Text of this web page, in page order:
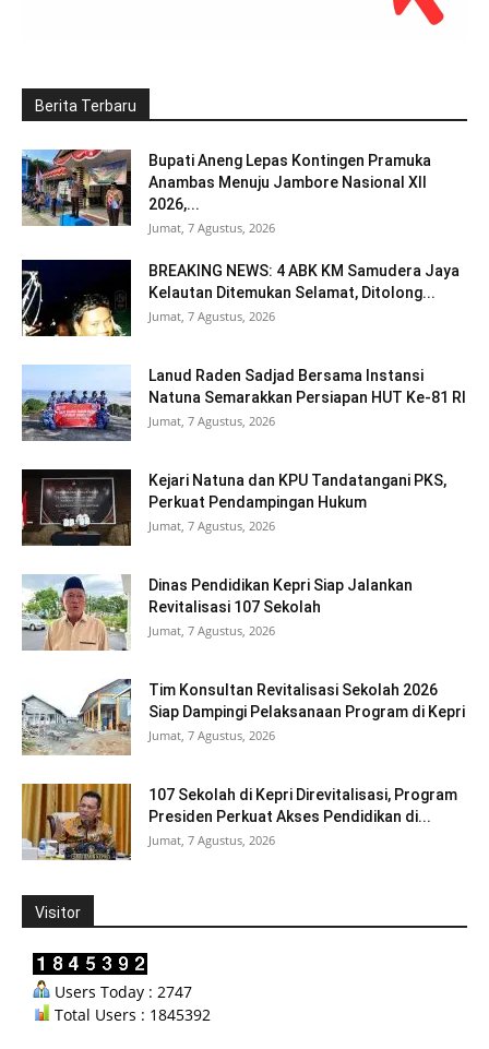
Berita Terbaru
Bupati Aneng Lepas Kontingen Pramuka
Anambas Menuju Jambore Nasional XII
2026,...
Jumat, 7 Agustus, 2026
BREAKING NEWS: 4 ABK KM Samudera Jaya
Kelautan Ditemukan Selamat, Ditolong...
Jumat, 7 Agustus, 2026
Lanud Raden Sadjad Bersama Instansi
Natuna Semarakkan Persiapan HUT Ke-81 RI
Jumat, 7 Agustus, 2026
Kejari Natuna dan KPU Tandatangani PKS,
Perkuat Pendampingan Hukum
Jumat, 7 Agustus, 2026
Dinas Pendidikan Kepri Siap Jalankan
Revitalisasi 107 Sekolah
Jumat, 7 Agustus, 2026
Tim Konsultan Revitalisasi Sekolah 2026
Siap Dampingi Pelaksanaan Program di Kepri
Jumat, 7 Agustus, 2026
107 Sekolah di Kepri Direvitalisasi, Program
Presiden Perkuat Akses Pendidikan di...
Jumat, 7 Agustus, 2026
Visitor
Users Today : 2747
Total Users : 1845392